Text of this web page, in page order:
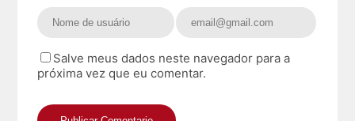
Salve meus dados neste navegador para a
próxima vez que eu comentar.